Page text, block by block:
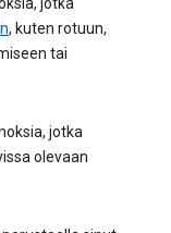
, kuten rotuun,
tai
jotka
olevaan